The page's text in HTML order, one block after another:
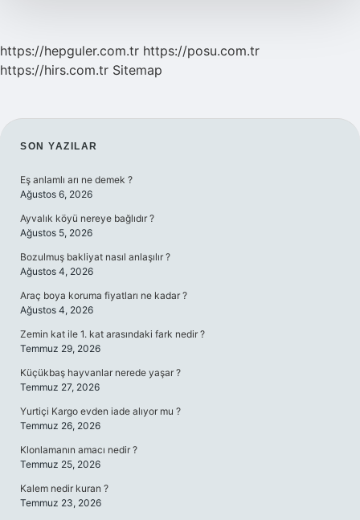
https://hepguler.com.tr https://posu.com.tr
https://hirs.com.tr Sitemap
SIDEBAR
SON YAZILAR
Eş anlamlı arı ne demek ?
Ağustos 6, 2026
Ayvalık köyü nereye bağlıdır ?
Ağustos 5, 2026
Bozulmuş bakliyat nasıl anlaşılır ?
Ağustos 4, 2026
Araç boya koruma fiyatları ne kadar ?
Ağustos 4, 2026
Zemin kat ile 1. kat arasındaki fark nedir ?
Temmuz 29, 2026
Küçükbaş hayvanlar nerede yaşar ?
Temmuz 27, 2026
Yurtiçi Kargo evden iade alıyor mu ?
Temmuz 26, 2026
Klonlamanın amacı nedir ?
Temmuz 25, 2026
Kalem nedir kuran ?
Temmuz 23, 2026